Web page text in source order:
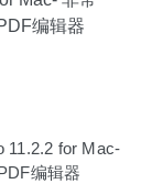
11.2.2 for Mac-
编辑器